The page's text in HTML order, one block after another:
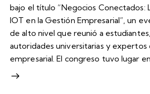
bajo el título “Negocios Conectados:
IOT en la Gestión Empresarial”, un
de alto nivel que reunió a
autoridades universitarias y expertos
empresarial. El congreso tuvo lugar en